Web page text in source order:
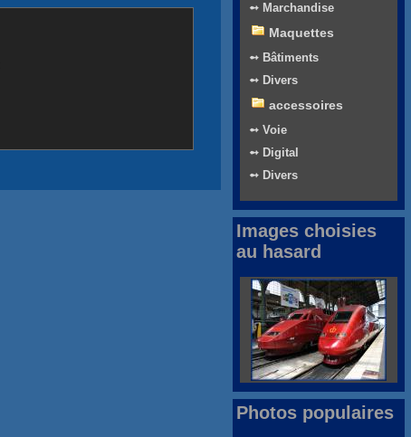
➻ Marchandise
Maquettes
➻ Bâtiments
➻ Divers
accessoires
➻ Voie
➻ Digital
➻ Divers
Images choisies
au hasard
Photos populaires